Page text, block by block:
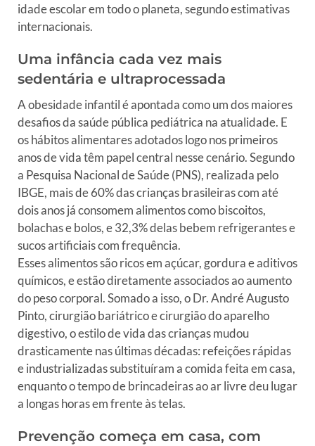
idade escolar em todo o planeta, segundo estimativas
internacionais.
Uma infância cada vez mais
sedentária e ultraprocessada
A obesidade infantil é apontada como um dos maiores
desafios da saúde pública pediátrica na atualidade. E
os hábitos alimentares adotados logo nos primeiros
anos de vida têm papel central nesse cenário. Segundo
a Pesquisa Nacional de Saúde (PNS), realizada pelo
IBGE, mais de 60% das crianças brasileiras com até
dois anos já consomem alimentos como biscoitos,
bolachas e bolos, e 32,3% delas bebem refrigerantes e
sucos artificiais com frequência.
Esses alimentos são ricos em açúcar, gordura e aditivos
químicos, e estão diretamente associados ao aumento
do peso corporal. Somado a isso, o Dr. André Augusto
Pinto, cirurgião bariátrico e cirurgião do aparelho
digestivo, o estilo de vida das crianças mudou
drasticamente nas últimas décadas: refeições rápidas
e industrializadas substituíram a comida feita em casa,
enquanto o tempo de brincadeiras ao ar livre deu lugar
a longas horas em frente às telas.
Prevenção começa em casa, com